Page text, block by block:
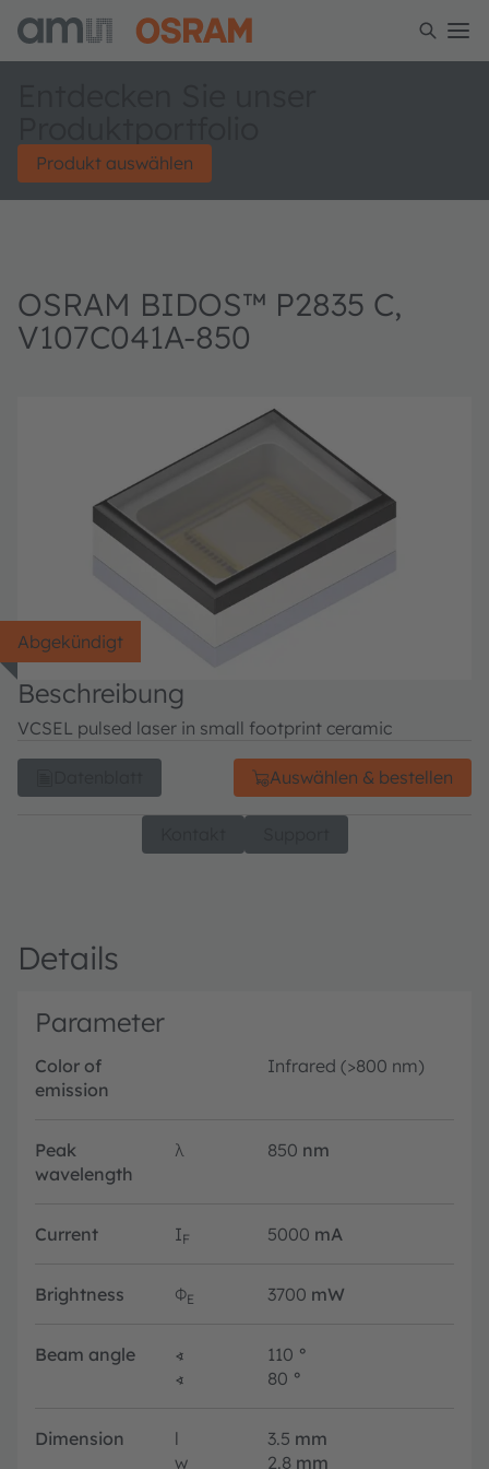
Produkt auswählen
OSRAM BIDOS™ P2835 C,
V107C041A-850
Abgekündigt
Beschreibung
VCSEL pulsed laser in small footprint ceramic
Auswählen & bestellen
Details
Parameter
Color of
emission
Infrared (>800 nm)
Peak
wavelength
λ 850 nm
Current IF 5000 mA
Brightness ΦE 3700 mW
Beam angle ∢ 110 °
∢
80 °
Dimension l 3.5 mm
w
2.8 mm